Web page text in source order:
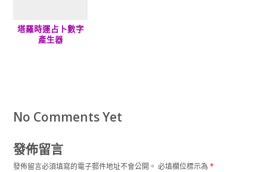
塔羅時運占卜數字
產生器
No Comments Yet
發佈留言
發佈留言必須填寫的電子郵件地址不會公開。 必填欄位標示為*